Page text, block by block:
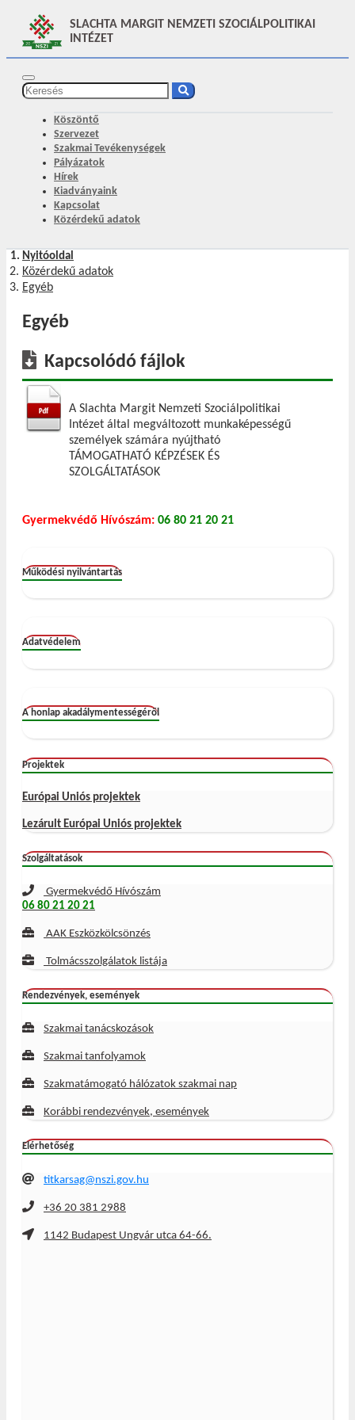
SLACHTA MARGIT NEMZETI SZOCIÁLPOLITIKAI
INTÉZET
Köszöntő
Szervezet
Szakmai Tevékenységek
Pályázatok
Hírek
Kiadványaink
Kapcsolat
Közérdekű adatok
Nyitóoldal
Közérdekű adatok
Egyéb
Egyéb
Kapcsolódó fájlok
A Slachta Margit Nemzeti Szociálpolitikai
Intézet által megváltozott munkaképességű
személyek számára nyújtható
TÁMOGATHATÓ KÉPZÉSEK ÉS
SZOLGÁLTATÁSOK
Gyermekvédő Hívószám: 06 80 21 20 21
Működési nyilvántartás
Adatvédelem
A honlap akadálymentességéről
Projektek
Európai Uniós projektek
Lezárult Európai Uniós projektek
Szolgáltatások
Gyermekvédő Hívószám
06 80 21 20 21
AAK Eszközkölcsönzés
Tolmácsszolgálatok listája
Rendezvények, események
Szakmai tanácskozások
Szakmai tanfolyamok
Szakmatámogató hálózatok szakmai nap
Korábbi rendezvények, események
Elérhetőség
titkarsag@nszi.gov.hu
+36 20 381 2988
1142 Budapest Ungvár utca 64-66.